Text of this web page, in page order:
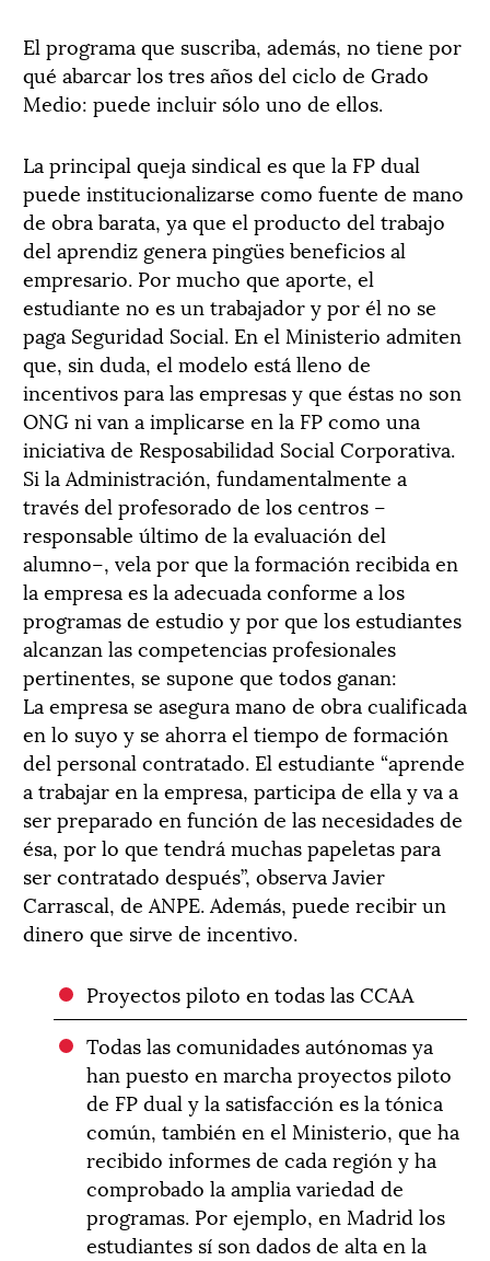
El programa que suscriba, además, no tiene por
qué abarcar los tres años del ciclo de Grado
Medio: puede incluir sólo uno de ellos.
La principal queja sindical es que la FP dual
puede institucionalizarse como fuente de mano
de obra barata, ya que el producto del trabajo
del aprendiz genera pingües beneficios al
empresario. Por mucho que aporte, el
estudiante no es un trabajador y por él no se
paga Seguridad Social. En el Ministerio admiten
que, sin duda, el modelo está lleno de
incentivos para las empresas y que éstas no son
ONG ni van a implicarse en la FP como una
iniciativa de Resposabilidad Social Corporativa.
Si la Administración, fundamentalmente a
través del profesorado de los centros –
responsable último de la evaluación del
alumno–, vela por que la formación recibida en
la empresa es la adecuada conforme a los
programas de estudio y por que los estudiantes
alcanzan las competencias profesionales
pertinentes, se supone que todos ganan:
La empresa se asegura mano de obra cualificada
en lo suyo y se ahorra el tiempo de formación
del personal contratado. El estudiante “aprende
a trabajar en la empresa, participa de ella y va a
ser preparado en función de las necesidades de
ésa, por lo que tendrá muchas papeletas para
ser contratado después”, observa Javier
Carrascal, de ANPE. Además, puede recibir un
dinero que sirve de incentivo.
Proyectos piloto en todas las CCAA
Todas las comunidades autónomas ya
han puesto en marcha proyectos piloto
de FP dual y la satisfacción es la tónica
común, también en el Ministerio, que ha
recibido informes de cada región y ha
comprobado la amplia variedad de
programas. Por ejemplo, en Madrid los
estudiantes sí son dados de alta en la